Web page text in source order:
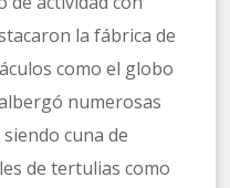
la fábrica de
como el globo
numerosas
cuna de
de tertulias como